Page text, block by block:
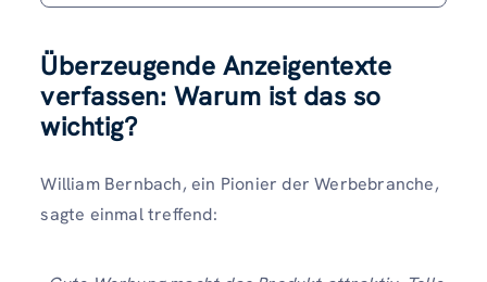
Überzeugende Anzeigentexte
verfassen: Warum ist das so
wichtig?
William Bernbach, ein Pionier der Werbebranche,
sagte einmal treffend: